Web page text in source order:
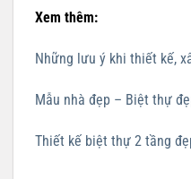
Xem thêm:
Những lưu ý khi thiết kế,
Mẫu nhà đẹp – Biệt thự
Thiết kế biệt thự 2 tầng